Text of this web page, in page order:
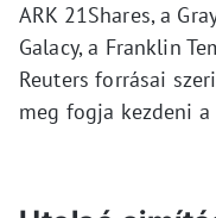
ARK 21Shares, a
Galacy, a Franklin
Reuters forrásai
meg fogja kezdeni